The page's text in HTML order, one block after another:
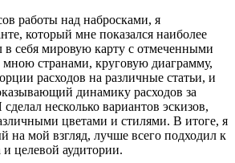
работы над набросками, я
который мне показался наиболее
себя мировую карту с отмеченными
странами, круговую диаграмму,
расходов на различные статьи, и
динамику расходов за
несколько вариантов эскизов,
цветами и стилями. В итоге, я
на мой взгляд, лучше всего подходил к
и целевой аудитории.